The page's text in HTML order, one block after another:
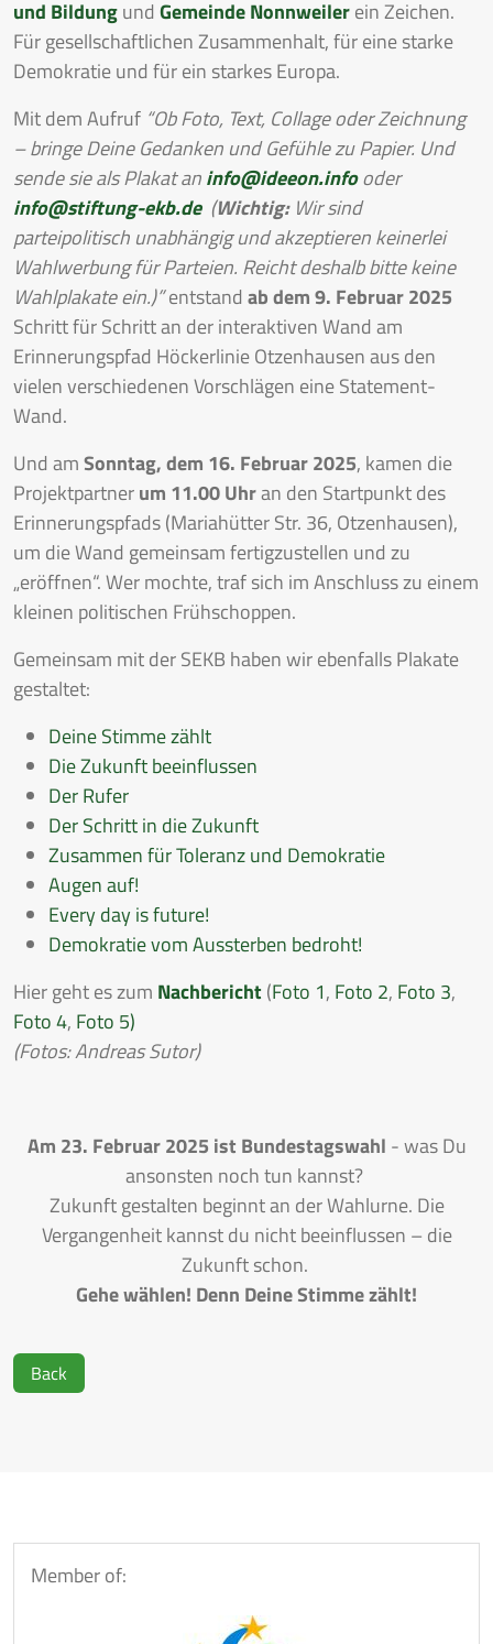
und BildungundGemeinde Nonnweilerein Zeichen.
Für gesellschaftlichen Zusammenhalt, für eine starke
Demokratie und für ein starkes Europa.
Mit dem Aufruf “Ob Foto, Text, Collage oder Zeichnung
– bringe Deine Gedanken und Gefühle zu Papier. Und
sende sie als Plakat aninfo@ideeon.infooder
info@stiftung-ekb.de (Wichtig:Wir sind
parteipolitisch unabhängig und akzeptieren keinerlei
Wahlwerbung für Parteien. Reicht deshalb bitte keine
Wahlplakate ein.)”entstandab dem 9. Februar 2025
Schritt für Schritt an der interaktiven Wand am
Erinnerungspfad Höckerlinie Otzenhausen aus den
vielen verschiedenen Vorschlägen eine Statement-
Wand.
Und amSonntag, dem 16. Februar 2025, kamen die
Projektpartnerum 11.00 Uhran den Startpunkt des
Erinnerungspfads (Mariahütter Str. 36, Otzenhausen),
um die Wand gemeinsam fertigzustellen und zu
„eröffnen“. Wer mochte, traf sich im Anschluss zu einem
kleinen politischen Frühschoppen.
Gemeinsam mit der SEKB haben wir ebenfalls Plakate
gestaltet:
Deine Stimme zählt
Die Zukunft beeinflussen
Der Rufer
Der Schritt in die Zukunft
Zusammen für Toleranz und Demokratie
Augen auf!
Every day is future!
Demokratie vom Aussterben bedroht!
Hier geht es zum Nachbericht(Foto 1, Foto 2, Foto 3,
Foto 4, Foto 5)
(Fotos: Andreas Sutor)
Am 23. Februar 2025 ist Bundestagswahl - was Du
ansonsten noch tun kannst?
Zukunft gestalten beginnt an der Wahlurne. Die
Vergangenheit kannst du nicht beeinflussen – die
Zukunft schon.
Gehe wählen! Denn Deine Stimme zählt!
Back
Member of: